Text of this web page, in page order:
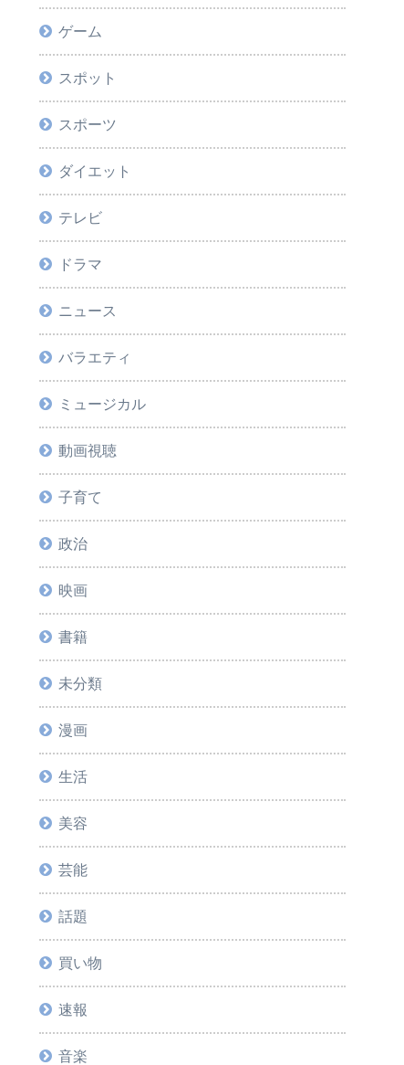
ゲーム
スポット
スポーツ
ダイエット
テレビ
ドラマ
ニュース
バラエティ
ミュージカル
動画視聴
子育て
政治
映画
書籍
未分類
漫画
生活
美容
芸能
話題
買い物
速報
音楽